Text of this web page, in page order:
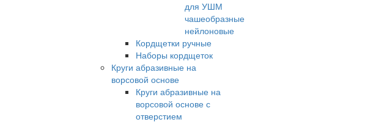
для УШМ
чашеобразные
нейлоновые
Кордщетки ручные
Наборы кордщеток
Круги абразивные на
ворсовой основе
Круги абразивные на
ворсовой основе с
отверстием